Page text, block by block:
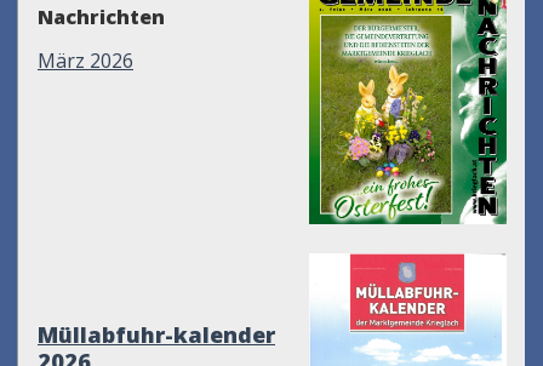
Nachrichten
März 2026
Müllabfuhr-kalender